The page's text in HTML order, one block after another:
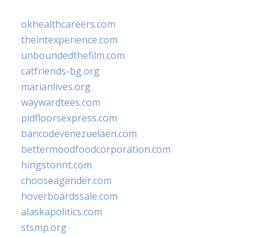
okhealthcareers.com
theintexperience.com
unboundedthefilm.com
catfriends-bg.org
marianlives.org
waywardtees.com
pidfloorsexpress.com
bancodevenezuelaen.com
bettermoodfoodcorporation.com
hingstonnt.com
chooseagender.com
hoverboardssale.com
alaskapolitics.com
stsmp.org